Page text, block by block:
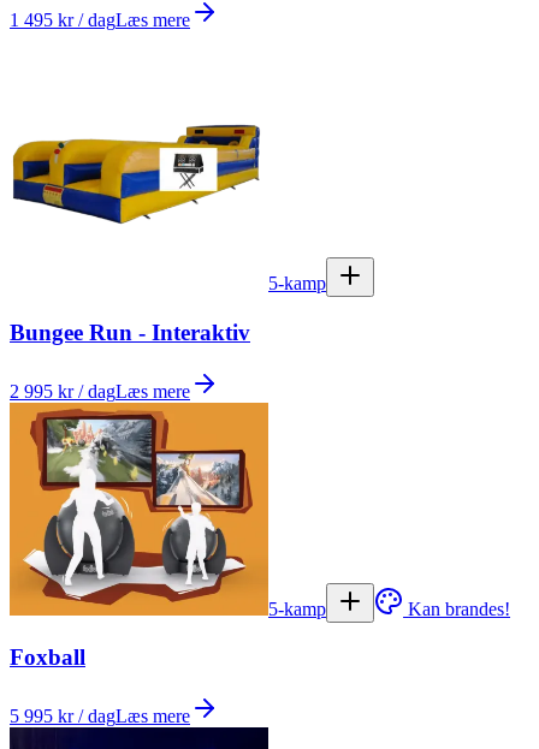
1 495 kr / dagLæs mere
5-kamp
Bungee Run - Interaktiv
2 995 kr / dagLæs mere
5-kamp Kan brandes!
Foxball
5 995 kr / dagLæs mere